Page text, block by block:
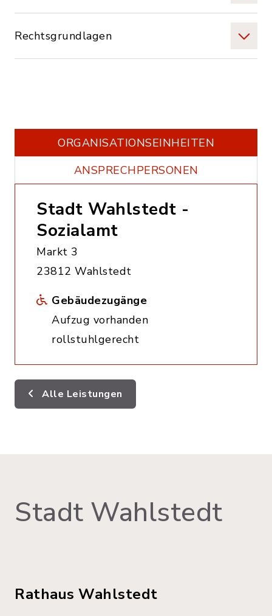
Rechtsgrundlagen
ORGANISATIONS­EINHEITEN
ANSPRECHPERSONEN
Stadt Wahlstedt -
Sozialamt
Markt 3
23812 Wahlstedt
Gebäudezugänge
Aufzug vorhanden
rollstuhlgerecht
Alle Leistungen
Stadt Wahlstedt
Rathaus Wahlstedt